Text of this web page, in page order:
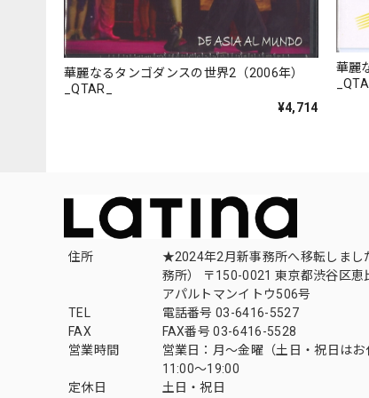
華麗なるタンゴダンスの世界2（2006年）
_QTAR_
¥4,714
華麗
住所
★2024年2月新事務所へ移転しまし
務所） 〒150-0021 東京都渋谷区恵
アパルトマンイトウ506号
TEL
電話番号 03-6416-5527
FAX
FAX番号 03-6416-5528
営業時間
営業日：月〜金曜（土日・祝日はお
11:00〜19:00
定休日
土日・祝日